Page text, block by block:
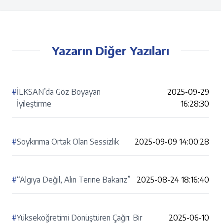
Yazarın Diğer Yazıları
#İLKSAN’da Göz Boyayan
İyileştirme
2025-09-29
16:28:30
#Soykırıma Ortak Olan Sessizlik 2025-09-09 14:00:28
#“Algıya Değil, Alın Terine Bakarız” 2025-08-24 18:16:40
#Yükseköğretimi Dönüştüren Çağrı: Bir
2025-06-10